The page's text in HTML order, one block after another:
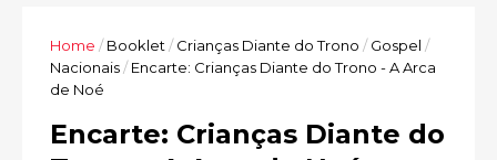
Home / Booklet / Crianças Diante do Trono / Gospel /
Nacionais/ Encarte: Crianças Diante do Trono - A Arca
de Noé
Encarte: Crianças Diante do